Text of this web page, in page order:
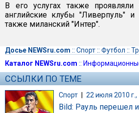
В его услугах также проявляли
английские клубы "Ливерпуль" и
также миланский "Интер".
Досье NEWSru.com :: Спорт:: Футбол ::
Каталог NEWSru.com ::
ССЫЛКИ ПО ТЕМЕ
Спорт | 22 июля 2010 г.,
Bild: Рауль перешел